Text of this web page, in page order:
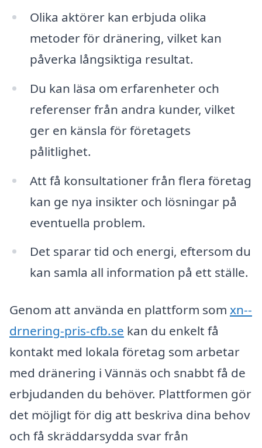
Olika aktörer kan erbjuda olika
metoder för dränering, vilket kan
påverka långsiktiga resultat.
Du kan läsa om erfarenheter och
referenser från andra kunder, vilket
ger en känsla för företagets
pålitlighet.
Att få konsultationer från flera företag
kan ge nya insikter och lösningar på
eventuella problem.
Det sparar tid och energi, eftersom du
kan samla all information på ett ställe.
Genom att använda en plattform som xn--
drnering-pris-cfb.se kan du enkelt få
kontakt med lokala företag som arbetar
med dränering i Vännäs och snabbt få de
erbjudanden du behöver. Plattformen gör
det möjligt för dig att beskriva dina behov
och få skräddarsydda svar från